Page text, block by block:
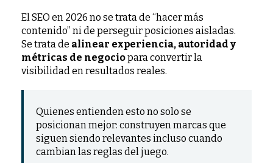
El SEO en 2026 no se trata de “hacer más
contenido” ni de perseguir posiciones aisladas.
Se trata de alinear experiencia, autoridad y
métricas de negociopara convertir la
visibilidad en resultados reales.
Quienes entienden esto no solo se
posicionan mejor: construyen marcas que
siguen siendo relevantes incluso cuando
cambian las reglas del juego.